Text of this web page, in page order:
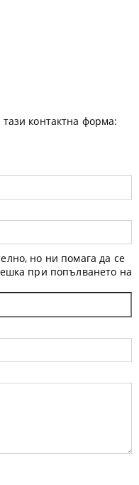
контактна форма:
но ни помага да се
при попълването на